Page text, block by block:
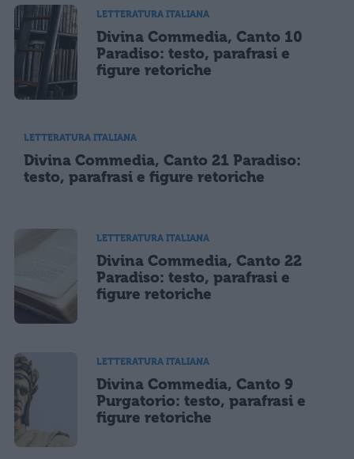
LETTERATURA ITALIANA
Divina Commedia, Canto 10
Paradiso: testo, parafrasi e
figure retoriche
LETTERATURA ITALIANA
Divina Commedia, Canto 21 Paradiso:
testo, parafrasi e figure retoriche
LETTERATURA ITALIANA
Divina Commedia, Canto 22
Paradiso: testo, parafrasi e
figure retoriche
LETTERATURA ITALIANA
Divina Commedia, Canto 9
Purgatorio: testo, parafrasi e
figure retoriche